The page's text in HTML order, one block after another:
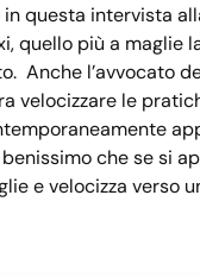
questa intervista
quello più a maglie
Anche l’avvocato
velocizzare le
che se si
e velocizza verso